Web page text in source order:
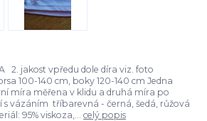
2. jakost vpředu dole díra viz. foto
100-140 cm, boky 120-140 cm Jedna
míra měřena v klidu a druhá míra po
s vázáním tříbarevná - černá, šedá, růžová
95% viskoza,... celý popis